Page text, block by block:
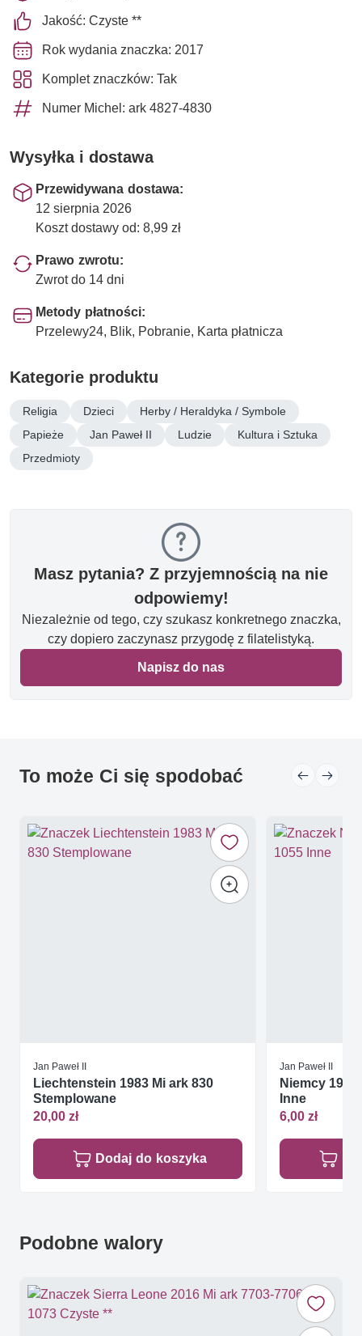
Jakość: Czyste **
Rok wydania znaczka: 2017
Komplet znaczków: Tak
Numer Michel: ark 4827-4830
Wysyłka i dostawa
Przewidywana dostawa:
12 sierpnia 2026
Koszt dostawy od: 8,99 zł
Prawo zwrotu:
Zwrot do 14 dni
Metody płatności:
Przelewy24, Blik, Pobranie, Karta płatnicza
Kategorie produktu
Religia Dzieci
Herby / Heraldyka / Symbole
Papieże
Jan Paweł II Ludzie
Kultura i Sztuka
Przedmioty
Masz pytania? Z przyjemnością na nie
odpowiemy!
Niezależnie od tego, czy szukasz konkretnego znaczka,
czy dopiero zaczynasz przygodę z filatelistyką.
Napisz do nas
To może Ci się spodobać
Jan Paweł II
Liechtenstein 1983 Mi ark 830
Stemplowane
20,00 zł
Dodaj do koszyka
Jan Paweł II
Niemcy 1980
Inne
6,00 zł
Podobne walory